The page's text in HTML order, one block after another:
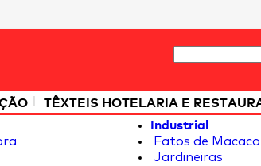
| TÊXTEIS HOTELARIA E
Industrial
Fatos de Macaco
Jardineiras